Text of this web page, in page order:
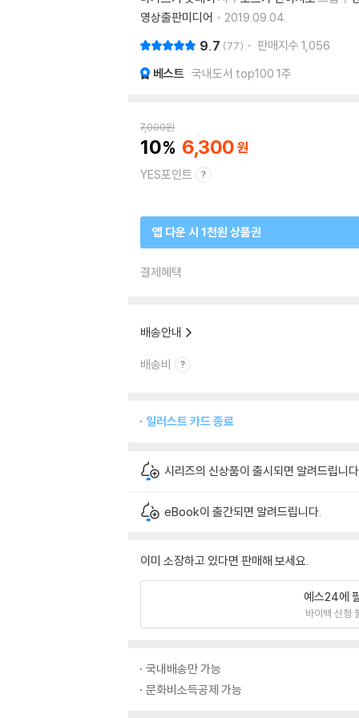
영상출판미디어
2019.09.04.
9.7 77 판매지수 1,056
베스트 국내도서 top100 1주
7,000원
10 6,300
YES포인트
앱 다운 시 1천원 상품권
결제혜택
배송안내
배송비
일러스트 카드 종료
시리즈의 신상품이 출시되면 알려드립니
eBook이 출간되면 알려드립니다.
이미 소장하고 있다면 판매해 보세요.
예스24에
바이백 신청
국내배송만 가능
문화비소득공제 가능